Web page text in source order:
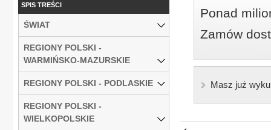
Ponad
Zamów
Masz już
SPIS TREŚCI
ŚWIAT
REGIONY POLSKI -
WARMIŃSKO-MAZURSKIE
REGIONY POLSKI - PODLASKIE
REGIONY POLSKI -
WIELKOPOLSKIE